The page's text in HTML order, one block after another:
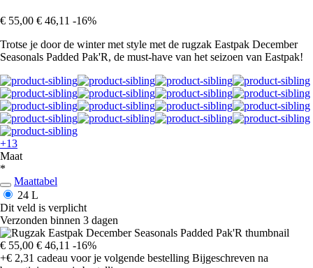
€ 55,00 € 46,11 -16%
Trotse je door de winter met style met de rugzak Eastpak December
Seasonals Padded Pak'R, de must-have van het seizoen van Eastpak!
+13
Maat
*
Maattabel
24 L
Dit veld is verplicht
Verzonden binnen 3 dagen
€ 55,00 € 46,11 -16%
+€ 2,31 cadeau voor je volgende bestelling Bijgeschreven na